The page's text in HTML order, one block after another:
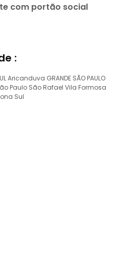
com portão social
:
Aricanduva GRANDE SÃO PAULO
Paulo São Rafael Vila Formosa
Sul